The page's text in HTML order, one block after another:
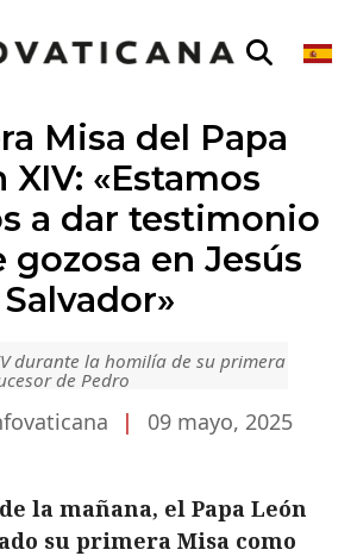
Misa del Papa
XIV: «Estamos
a dar testimonio
gozosa en Jesús
Salvador»
durante la homilía de su primera
de Pedro
| 09 mayo, 2025
la mañana, el Papa León
su primera Misa como